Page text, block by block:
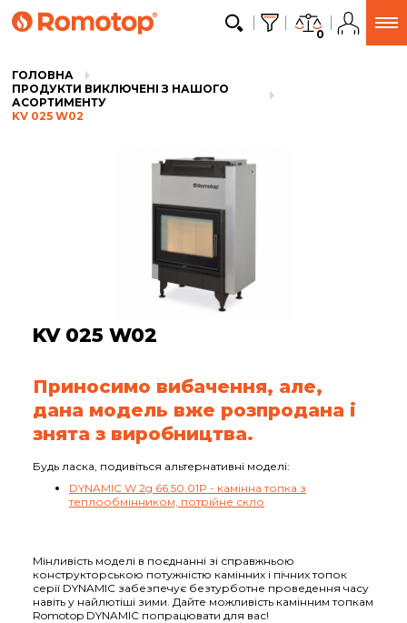
0
ГОЛОВНА
ПРОДУКТИ ВИКЛЮЧЕНІ З НАШОГО
АСОРТИМЕНТУ
KV 025 W02
KV 025 W02
Приносимо вибачення, але,
дана модель вже розпродана і
знята з виробництва.
Будь ласка, подивіться альтернативні моделі:
DYNAMIC W 2g 66.50.01P - камінна топка з
теплообмінником, потрійне скло
Мінливість моделі в поєднанні зі справжньою
конструкторською потужністю камінних і пічних топок
серії DYNAMIC забезпечує безтурботне проведення часу
навіть у найлютіші зими. Дайте можливість камінним топкам
Romotop DYNAMIC попрацювати для вас!